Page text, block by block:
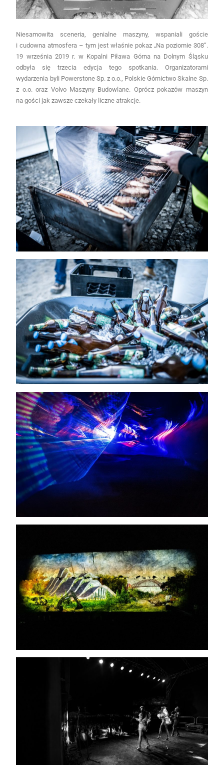
Niesamowita sceneria, genialne maszyny, wspaniali goście
i cudowna atmosfera – tym jest właśnie pokaz „Na poziomie 308”.
19 września 2019 r. w Kopalni Piława Górna na Dolnym Śląsku
odbyła się trzecia edycja tego spotkania. Organizatorami
wydarzenia byli Powerstone Sp. z o.o., Polskie Górnictwo Skalne Sp.
z o.o. oraz Volvo Maszyny Budowlane. Oprócz pokazów maszyn
na gości jak zawsze czekały liczne atrakcje.